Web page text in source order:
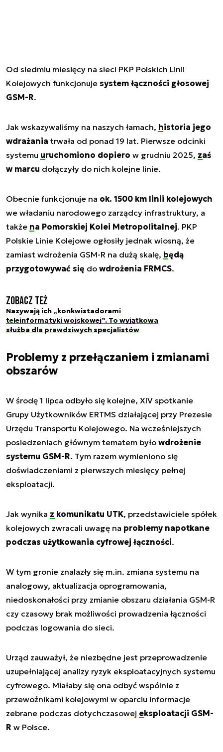
Od siedmiu miesięcy na sieci PKP Polskich Linii
Kolejowych funkcjonuje system łączności głosowej
GSM-R.
Jak wskazywaliśmy na naszych łamach, historia jego
wdrażania trwała od ponad 19 lat. Pierwsze odcinki
systemu uruchomiono dopiero w grudniu 2025, zaś
w marcu dołączyły do nich kolejne linie.
Obecnie funkcjonuje na ok. 1500 km linii kolejowych
we władaniu narodowego zarządcy infrastruktury, a
także na Pomorskiej Kolei Metropolitalnej. PKP
Polskie Linie Kolejowe ogłosiły jednak wiosną, że
zamiast wdrożenia GSM-R na dużą skalę, będą
przygotowywać się do wdrożenia FRMCS.
Zobacz też
Nazywają ich „konkwistadorami
teleinformatyki wojskowej”. To wyjątkowa
służba dla prawdziwych specjalistów
Problemy z przełączaniem i zmianami
obszarów
W środę 1 lipca odbyło się kolejne, XIV spotkanie
Grupy Użytkowników ERTMS działającej przy Prezesie
Urzędu Transportu Kolejowego. Na wcześniejszych
posiedzeniach głównym tematem było wdrożenie
systemu GSM-R. Tym razem wymieniono się
doświadczeniami z pierwszych miesięcy pełnej
eksploatacji.
Jak wynika z komunikatu UTK, przedstawiciele spółek
kolejowych zwracali uwagę na problemy napotkane
podczas użytkowania cyfrowej łączności.
W tym gronie znalazły się m.in. zmiana systemu na
analogowy, aktualizacja oprogramowania,
niedoskonałości przy zmianie obszaru działania GSM-R
czy czasowy brak możliwości prowadzenia łączności
podczas logowania do sieci.
Urząd zauważył, że niezbędne jest przeprowadzenie
uzupełniającej analizy ryzyk eksploatacyjnych systemu
cyfrowego. Miałaby się ona odbyć wspólnie z
przewoźnikami kolejowymi w oparciu informacje
zebrane podczas dotychczasowej eksploatacji GSM-
R w Polsce.